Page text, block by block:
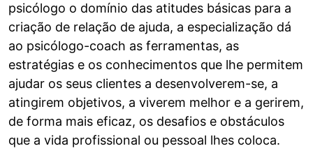
psicólogo o domínio das atitudes básicas para a
criação de relação de ajuda, a especialização dá
ao psicólogo-coach as ferramentas, as
estratégias e os conhecimentos que lhe permitem
ajudar os seus clientes a desenvolverem-se, a
atingirem objetivos, a viverem melhor e a gerirem,
de forma mais eficaz, os desafios e obstáculos
que a vida profissional ou pessoal lhes coloca.